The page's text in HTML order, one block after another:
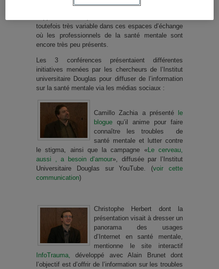
de véritables communautés offrant information et
toutefois très variable dans ces espaces d’échange
où les professionnels de la santé mentale sont
encore très peu présents.
Les 3 conférences présentaient différentes
initiatives menées par les chercheurs de l’Institut
universitaire Douglas pour diffuser de l’information
sur la santé mentale via les médias sociaux :
Camillo Zachia a présenté
le
blogue qu’il anime pour faire
connaître les troubles de
santé mentale et lutter contre
le stigma, ainsi que la campagne «Le cerveau,
aussi , a besoin d’amour», diffusée par l’Institut
Universitaire Douglas sur YouTube. (voir cette
communication)
Christophe Herbert dont la
présentation visait à dresser un
panorama des usages
d’Internet en santé mentale,
mentionne le site interactif
InfoTrauma, développé avec Alain Brunet dont
l’objectif est d’offrir de l’information sur les troubles